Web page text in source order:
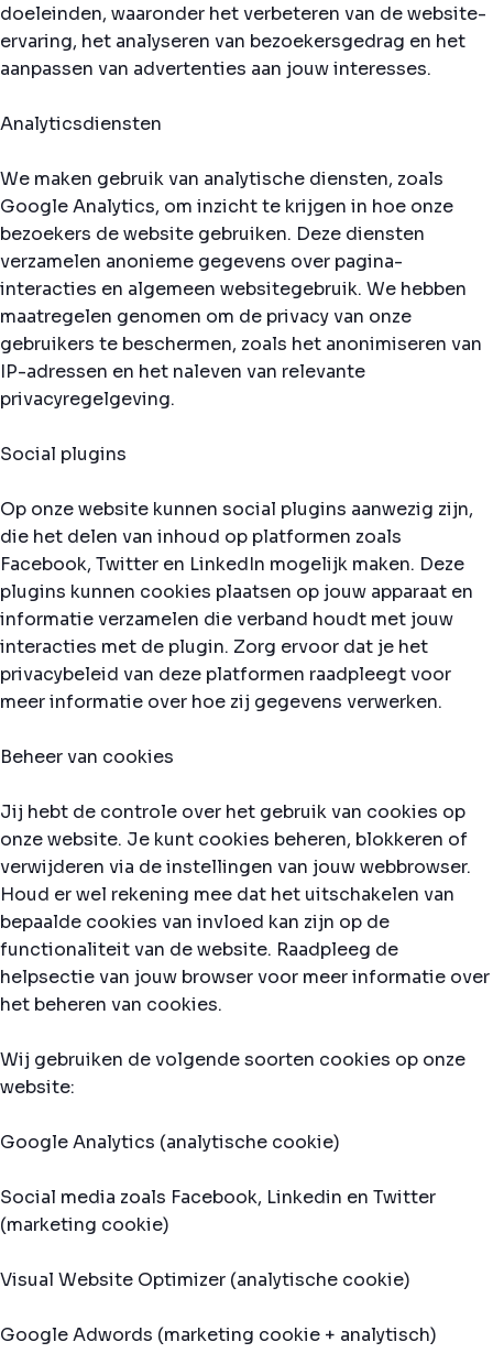
doeleinden, waaronder het verbeteren van de website-
ervaring, het analyseren van bezoekersgedrag en het
aanpassen van advertenties aan jouw interesses.
Analyticsdiensten
We maken gebruik van analytische diensten, zoals
Google Analytics, om inzicht te krijgen in hoe onze
bezoekers de website gebruiken. Deze diensten
verzamelen anonieme gegevens over pagina-
interacties en algemeen websitegebruik. We hebben
maatregelen genomen om de privacy van onze
gebruikers te beschermen, zoals het anonimiseren van
IP-adressen en het naleven van relevante
privacyregelgeving.
Social plugins
Op onze website kunnen social plugins aanwezig zijn,
die het delen van inhoud op platformen zoals
Facebook, Twitter en LinkedIn mogelijk maken. Deze
plugins kunnen cookies plaatsen op jouw apparaat en
informatie verzamelen die verband houdt met jouw
interacties met de plugin. Zorg ervoor dat je het
privacybeleid van deze platformen raadpleegt voor
meer informatie over hoe zij gegevens verwerken.
Beheer van cookies
Jij hebt de controle over het gebruik van cookies op
onze website. Je kunt cookies beheren, blokkeren of
verwijderen via de instellingen van jouw webbrowser.
Houd er wel rekening mee dat het uitschakelen van
bepaalde cookies van invloed kan zijn op de
functionaliteit van de website. Raadpleeg de
helpsectie van jouw browser voor meer informatie over
het beheren van cookies.
Wij gebruiken de volgende soorten cookies op onze
website:
Google Analytics (analytische cookie)
Social media zoals Facebook, Linkedin en Twitter
(marketing cookie)
Visual Website Optimizer (analytische cookie)
Google Adwords (marketing cookie + analytisch)